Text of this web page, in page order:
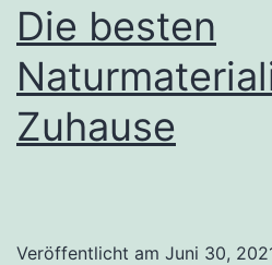
Die besten
Zuhause
Veröffentlicht am Juni 30,